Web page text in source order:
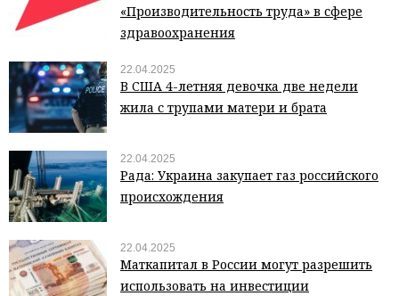
«Производительность труда» в сфере
здравоохранения
22.04.2025
В США 4-летняя девочка две недели
жила с трупами матери и брата
22.04.2025
Рада: Украина закупает газ российского
происхождения
22.04.2025
Маткапитал в России могут разрешить
использовать на инвестиции